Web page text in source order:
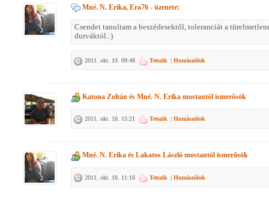
Mné. N. Erika, Era76 - üzenete:
Csendet tanultam a beszédesektől, toleranciát a
durváktól.:)
2011. okt. 19. 09:48 Tetszik | Hozzászólok
Katona Zoltán és Mné. N. Erika mostantól ismerősök
2011. okt. 18. 15:21 Tetszik | Hozzászólok
Mné. N. Erika és Lakatos László mostantól ismerősök
2011. okt. 18. 11:18 Tetszik | Hozzászólok